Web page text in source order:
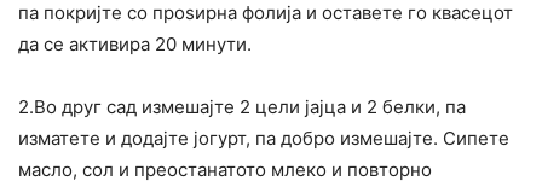
па покријте со проѕирна фолија и оставете го квасецот
да се активира 20 минути.
2.Во друг сад измешајте 2 цели јајца и 2 белки, па
изматете и додајте јогурт, па добро измешајте. Сипете
масло, сол и преостанатото млеко и повторно